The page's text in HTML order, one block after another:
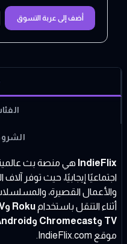
أضف إلى عربة التسوق
IndieFlix هي منصة بث عالمية
اجتماعيًا إيجابيًا، حيث توفر آلاف
والأعمال القصيرة،
أثناء التنقل باستخدام
TV وChromecast وAndroid وiOS
موقع IndieFlix.com
.